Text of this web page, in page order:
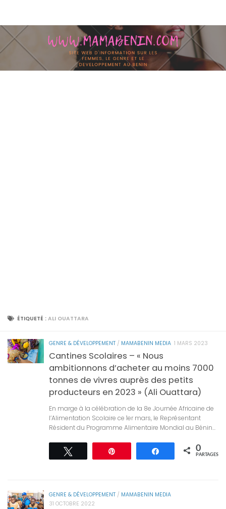
ÉTIQUETÉ : ALI OUATTARA
GENRE & DÉVELOPPEMENT / MAMABENIN MEDIA 1 MARS 2023
Cantines Scolaires – « Nous
ambitionnons d’acheter au moins 7000
tonnes de vivres auprès des petits
producteurs en 2023 » (Ali Ouattara)
En marge à la célébration de la 8e Journée Africaine de
l’Alimentation Scolaire ce 1er mars, le Représentant
Résident du Programme Alimentaire Mondial au Bénin...
Partagez 0
PARTAGES
GENRE & DÉVELOPPEMENT / MAMABENIN MEDIA
31 OCTOBRE 2022